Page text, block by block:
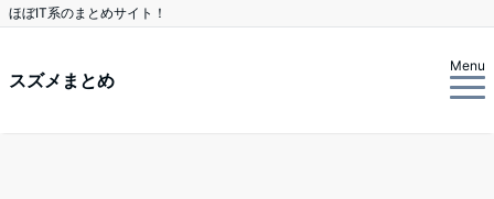
ほぼIT系のまとめサイト！
スズメまとめ
Menu